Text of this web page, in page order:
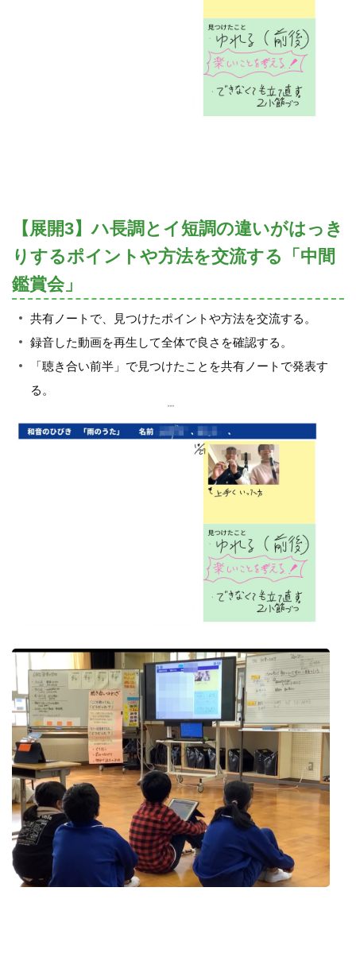
【展開3】ハ長調とイ短調の違いがはっき
りするポイントや方法を交流する「中間
鑑賞会」
共有ノートで、見つけたポイントや方法を交流する。
録音した動画を再生して全体で良さを確認する。
「聴き合い前半」で見つけたことを共有ノートで発表す
る。